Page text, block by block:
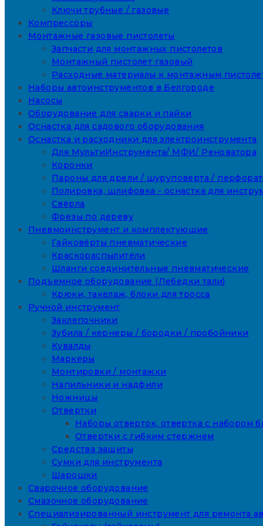
Ключи трубные / газовые
Компрессоры
Монтажные газовые пистолеты
Запчасти для монтажных пистолетов
Монтажный пистолет газовый
Расходные материалы к монтажным
Наборы автоинструментов в Белгороде
Насосы
Оборудование для сварки и пайки
Оснастка для садового оборудования
Оснастка и расходники для электроинструмента
Для МультиИнструмента/ МФИ/ Реноватора
Коронки
Пароны для дрели / шуруповерта /
Полировка, шлифовка - оснастка для
Свёрла
Фрезы по дереву
Пневмоинструмент и комплектующие
Гайковёрты пневматические
Краскораспылители
Шланги соединительные пневматические
Подъемное оборудование (Лебедки тали)
Крюки, такелаж, блоки для тросса
Ручной инструмент
Заклепочники
Зубила / кернеры / бородки / пробойники
Кувалды
Маркеры
Монтировки / монтажки
Напильники и надфили
Ножницы
Отвертки
Наборы отверток, отвертка с набором
Отвертки с гибким стержнем
Средства защиты
Сумки для инструмента
Шарошки
Сварочное оборудование
Смазочное оборудование
Специализированный инструмент для ремонта